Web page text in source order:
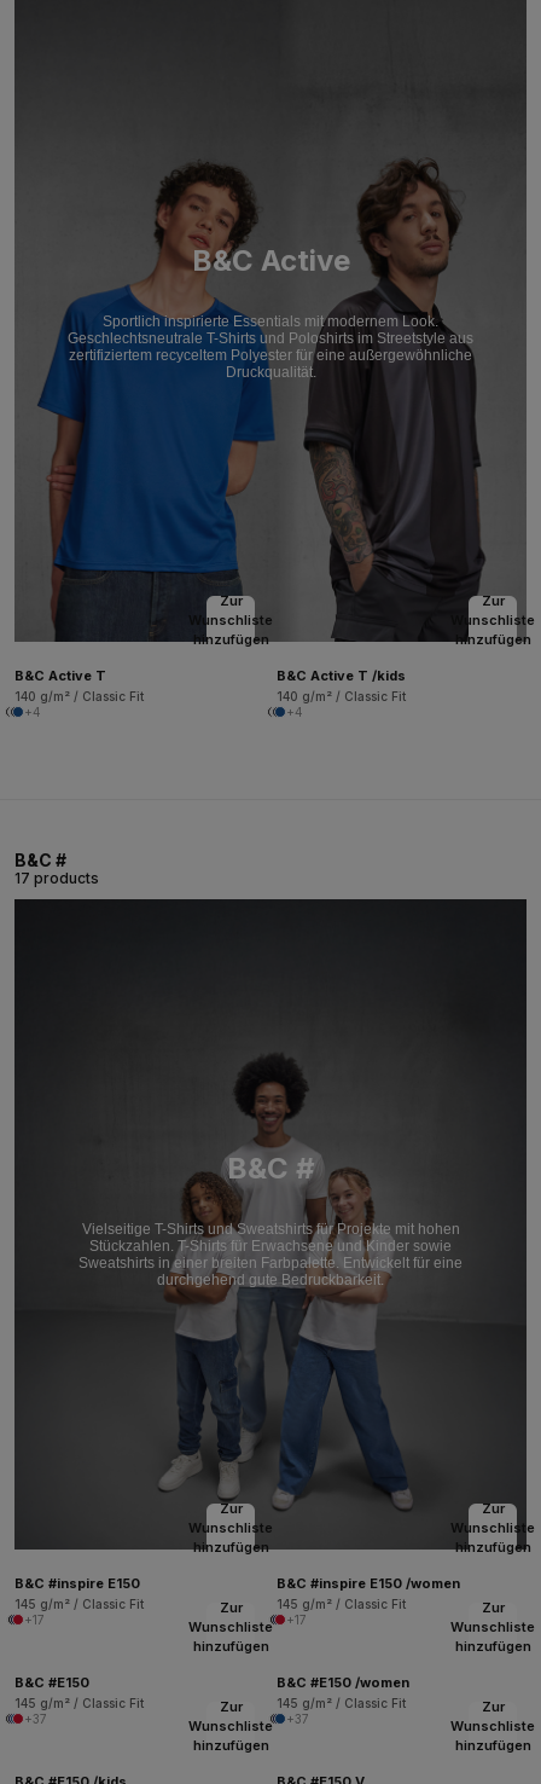
B&C Active
Sportlich inspirierte Essentials mit modernem Look.
Geschlechtsneutrale T-Shirts und Poloshirts im Streetstyle aus
zertifiziertem recyceltem Polyester für eine außergewöhnliche
Druckqualität.
Zur
Wunschliste
hinzufügen
B&C Active T
140 g/m² / Classic Fit
+4
Zur
Wunschliste
hinzufügen
B&C Active T /kids
140 g/m² / Classic Fit
+4
B&C #
17 products
B&C #
Vielseitige T-Shirts und Sweatshirts für Projekte mit hohen
Stückzahlen. T-Shirts für Erwachsene und Kinder sowie
Sweatshirts in einer breiten Farbpalette. Entwickelt für eine
durchgehend gute Bedruckbarkeit.
Zur
Wunschliste
hinzufügen
B&C #inspire E150
145 g/m² / Classic Fit
+17
Zur
Wunschliste
hinzufügen
B&C #inspire E150 /women
145 g/m² / Classic Fit
+17
Zur
Wunschliste
hinzufügen
B&C #E150
145 g/m² / Classic Fit
+37
Zur
Wunschliste
hinzufügen
B&C #E150 /women
145 g/m² / Classic Fit
+37
Zur
Wunschliste
hinzufügen
Zur
Wunschliste
hinzufügen